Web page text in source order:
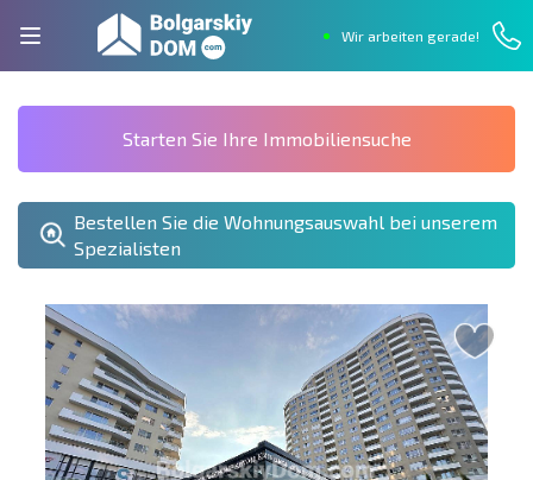
Wir arbeiten gerade!
Starten Sie Ihre Immobiliensuche
Bestellen Sie die Wohnungsauswahl bei unserem
Spezialisten